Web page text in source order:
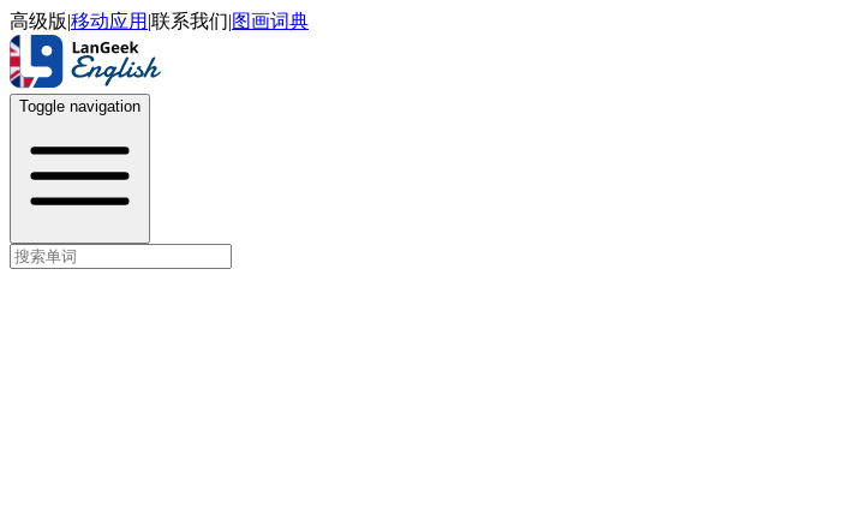
高级版|移动应用 |联系我们|图画词典
Toggle navigation